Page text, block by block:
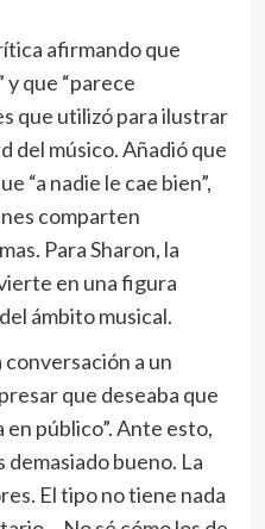
afirmando que
y que “parece
que utilizó para ilustrar
del músico. Añadió que
“a nadie le cae bien”,
comparten
Para Sharon, la
en una figura
ámbito musical.
conversación a un
que deseaba que
público”. Ante esto,
demasiado bueno. La
El tipo no tiene nada